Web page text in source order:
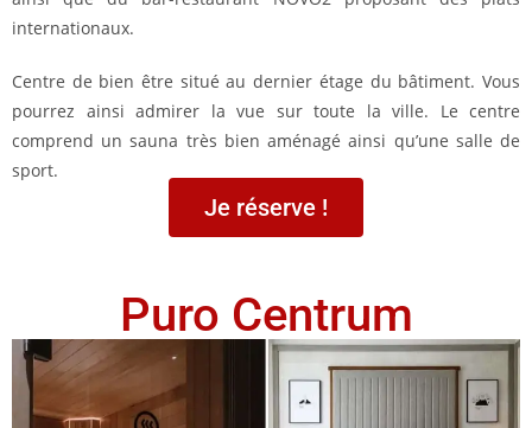
internationaux.
Centre de bien être situé au dernier étage du bâtiment. Vous
pourrez ainsi admirer la vue sur toute la ville. Le centre
comprend un sauna très bien aménagé ainsi qu’une salle de
sport.
Je réserve !
Puro Centrum